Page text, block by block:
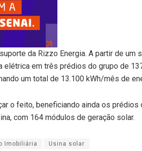
da Rizzo Energia. A partir de um
elétrica em três prédios do grupo de
um total de 13.100 kWh/mês de
o feito, beneficiando ainda os prédios
com 164 módulos de geração solar.
Imobiliária Usina solar